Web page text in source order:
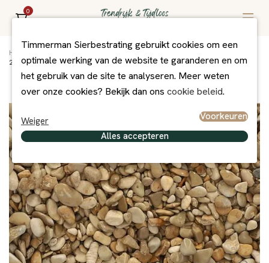
0
Home Grind/Split en Zand
25 kg Castle Grind 5-15 mm
Timmerman Sierbestrating gebruikt cookies om een
optimale werking van de website te garanderen en om
het gebruik van de site te analyseren. Meer weten
over onze cookies? Bekijk dan ons cookie beleid.
Weiger
Voorkeuren
Alles accepteren